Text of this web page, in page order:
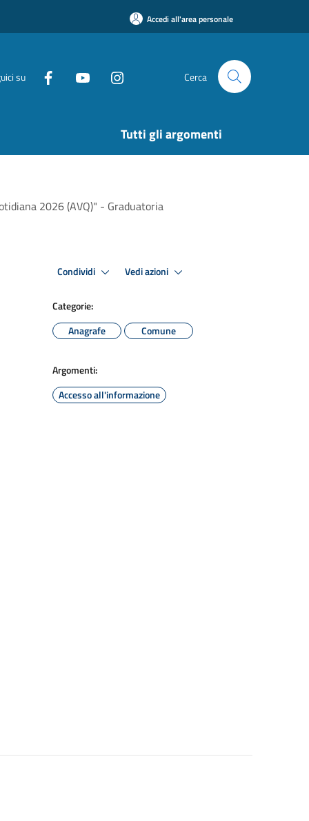
Accedi all'area personale
su Cerca
Tutti gli argomenti
2026 (AVQ)" - Graduatoria
Condividi Vedi azioni
Categorie:
Anagrafe
Comune
Argomenti:
Accesso all'informazione